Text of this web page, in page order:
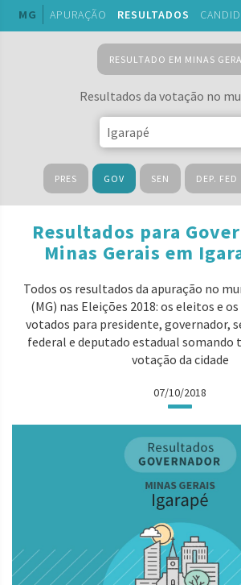
MG APURAÇÃO RESULTADOS
RESULTADO EM MINAS
Resultados da votação no
PRES GOV SEN DEP. FED
Resultados para
Minas Gerais em
Todos os resultados da apuração no
(MG) nas Eleições 2018: os eleitos e
votados para presidente, governador,
federal e deputado estadual somando
votação da cidade
07/10/2018